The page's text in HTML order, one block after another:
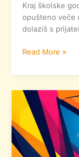
Kraj školske
opušteno veče
dolaziš s
Read More »
Naši
novi
kviz
masteri